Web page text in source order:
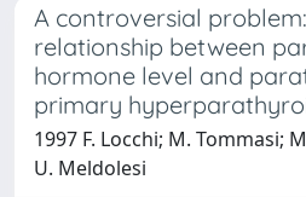
A controversial
relationship between
hormone level and
primary
1997 F. Locchi; M. Tommasi;
U. Meldolesi